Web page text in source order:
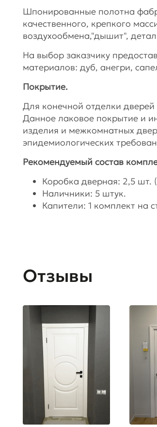
Шпонированные полотна
качественного, крепкого
воздухообмена,"дышит",
На выбор заказчику
материалов: дуб, анегри,
Покрытие.
Для конечной отделки
Данное лаковое покрытие и
изделия и межкомнатных
эпидемиологических
Рекомендуемый состав
Коробка дверная: 2,5 шт.
Наличники: 5 штук.
Капители: 1 комплект на
Отзывы